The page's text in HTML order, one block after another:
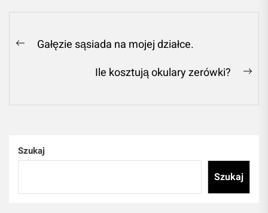
Nawigacja
Previous
Gałęzie sąsiada na mojej działce.
Ile kosztują okulary zerówki?
Szukaj
Szukaj